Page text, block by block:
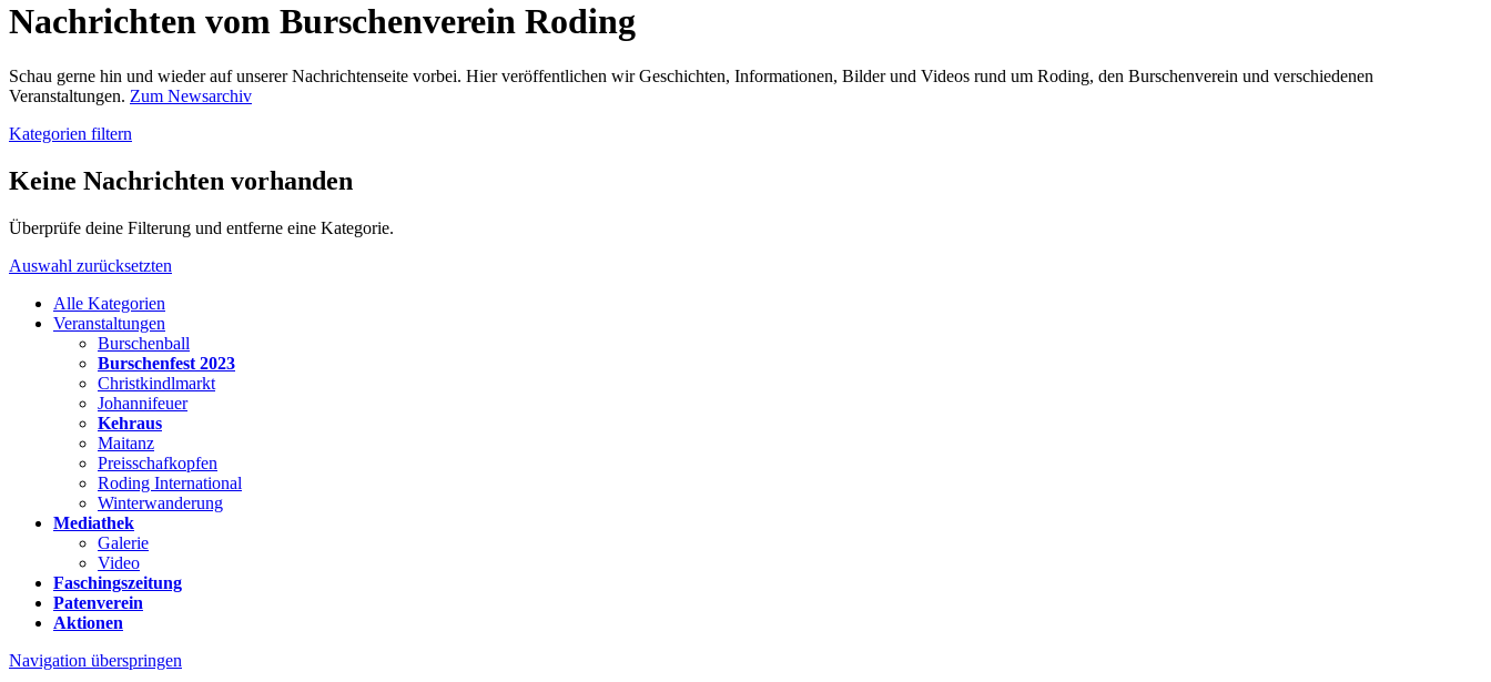
Nachrichten vom Burschenverein Roding
Schau gerne hin und wieder auf unserer Nachrichtenseite vorbei. Hier veröffentlichen wir Geschichten, Informationen, Bilder und Videos rund um Roding, den Burschenverein und verschiedenen
Veranstaltungen. Zum Newsarchiv
Kategorien filtern
Keine Nachrichten vorhanden
Überprüfe deine Filterung und entferne eine Kategorie.
Auswahl zurücksetzten
Alle Kategorien
Veranstaltungen
Burschenball
Burschenfest 2023
Christkindlmarkt
Johannifeuer
Kehraus
Maitanz
Preisschafkopfen
Roding International
Winterwanderung
Mediathek
Galerie
Video
Faschingszeitung
Patenverein
Aktionen
Navigation überspringen